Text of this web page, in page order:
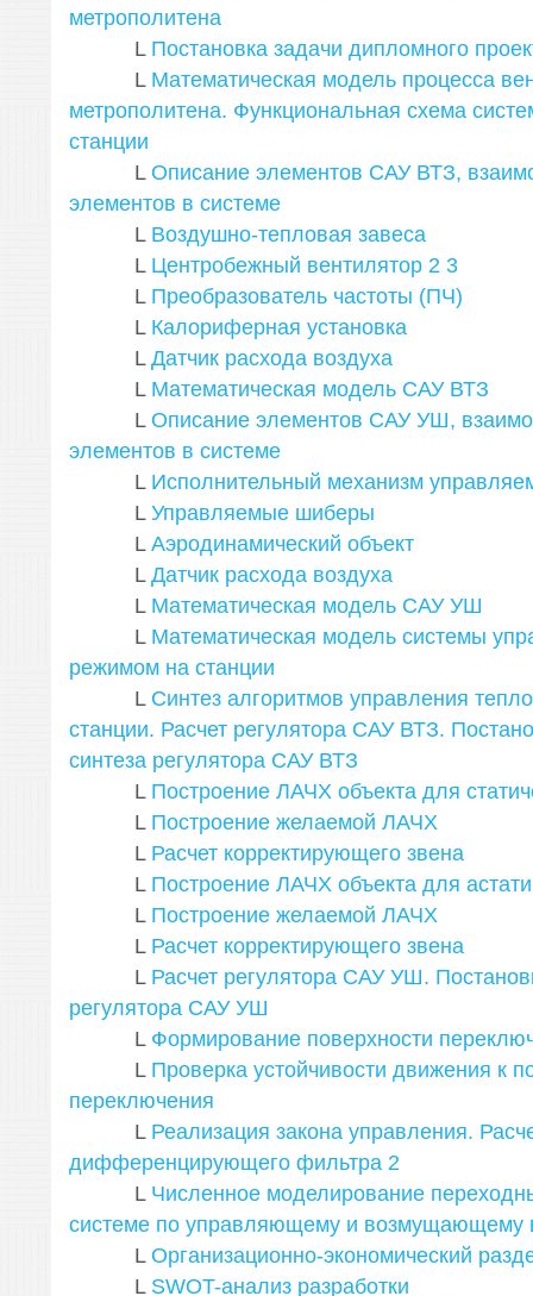
метрополитена
L Постановка задачи дипломного
L Математическая модель процесса
метрополитена. Функциональная схема
станции
L Описание элементов САУ ВТЗ,
элементов в системе
L Воздушно-тепловая завеса
L Центробежный вентилятор 2 3
L Преобразователь частоты (ПЧ)
L Калориферная установка
L Датчик расхода воздуха
L Математическая модель САУ ВТЗ
L Описание элементов САУ УШ,
элементов в системе
L Исполнительный механизм
L Управляемые шиберы
L Аэродинамический объект
L Датчик расхода воздуха
L Математическая модель САУ УШ
L Математическая модель системы
режимом на станции
L Синтез алгоритмов управления
станции. Расчет регулятора САУ ВТЗ.
синтеза регулятора САУ ВТЗ
L Построение ЛАЧХ объекта для
L Построение желаемой ЛАЧХ
L Расчет корректирующего звена
L Построение ЛАЧХ объекта для
L Построение желаемой ЛАЧХ
L Расчет корректирующего звена
L Расчет регулятора САУ УШ.
регулятора САУ УШ
L Формирование поверхности
L Проверка устойчивости движения к
переключения
L Реализация закона управления.
дифференцирующего фильтра 2
L Численное моделирование
системе по управляющему и возмущающему
L Организационно-экономический
L SWOT-анализ разработки